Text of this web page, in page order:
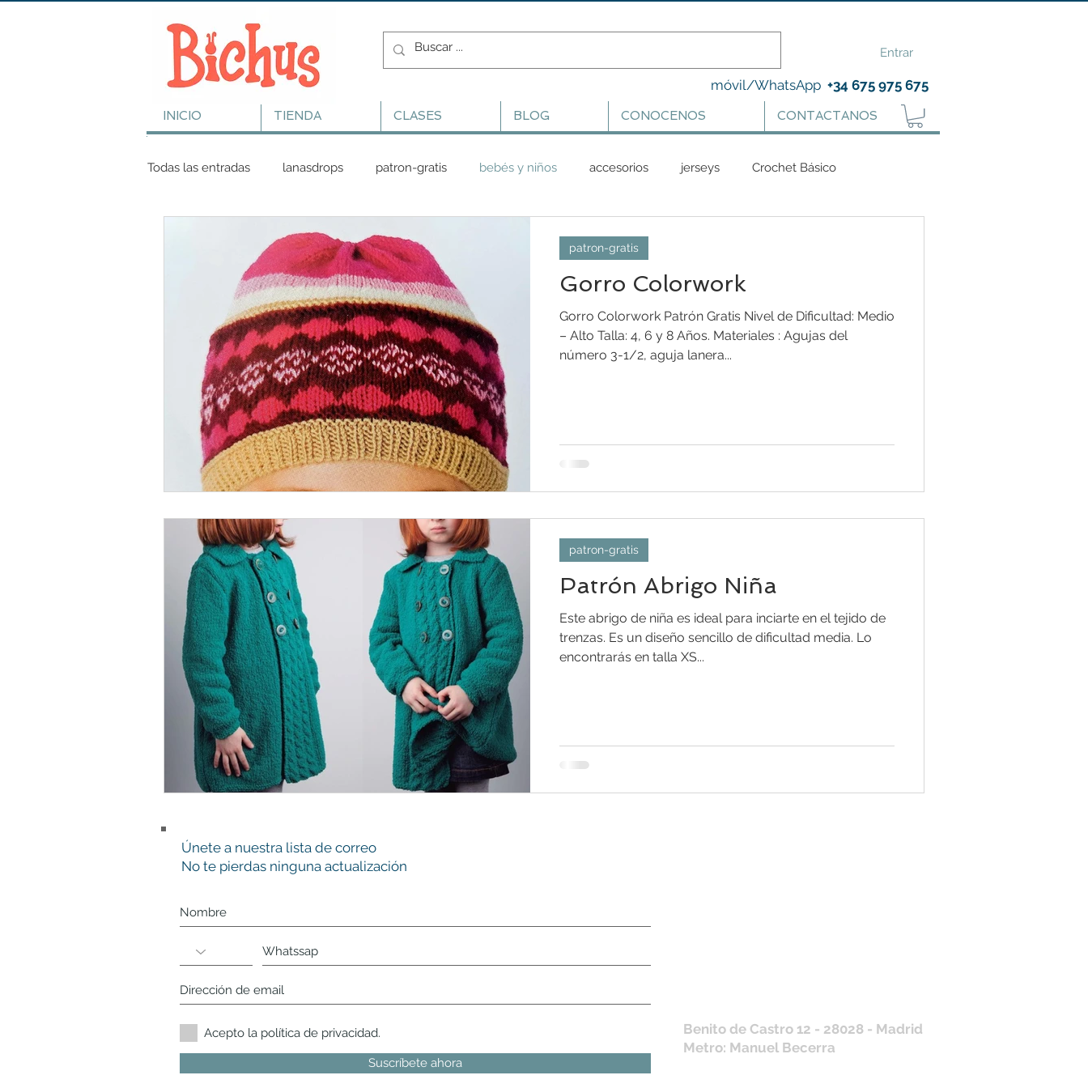
móvil/WhatsApp +34 675 975 675
Entrar
INICIO TIENDA CLASES BLOG CONOCENOS CONTACTANOS
Todas las entradas lanasdrops patron-gratis bebés y niños accesorios jerseys Crochet Básico
Amigurumis
Gorro Colorwork
Gorro Colorwork Patrón Gratis Nivel de Dificultad: Medio
– Alto Talla: 4, 6 y 8 Años. Materiales : Agujas del
número 3-1/2, aguja lanera...
patron-gratis
Patrón Abrigo Niña
Este abrigo de niña es ideal para inciarte en el tejido de
trenzas. Es un diseño sencillo de dificultad media. Lo
encontrarás en talla XS...
patron-gratis
Únete a nuestra lista de correo
No te pierdas ninguna actualización
Acepto la política de privacidad.
Suscríbete ahora
Benito de Castro 12 - 28028 - Madrid
Metro: Manuel Becerra